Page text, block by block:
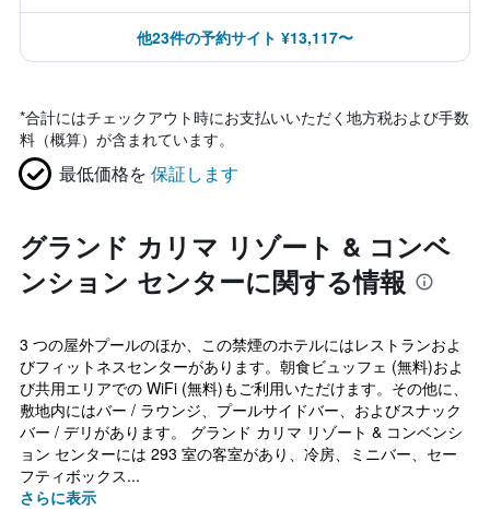
他23件の予約サイト ¥13,117〜
*合計にはチェックアウト時にお支払いいただく地方税および手数
料（概算）が含まれています。
最低価格を 保証します
グランド カリマ リゾート & コンベ
ンション センターに関する情報
3 つの屋外プールのほか、この禁煙のホテルにはレストランおよ
びフィットネスセンターがあります。朝食ビュッフェ (無料)およ
び共用エリアでの WiFi (無料)もご利用いただけます。その他に、
敷地内にはバー / ラウンジ、プールサイドバー、およびスナック
バー / デリがあります。 グランド カリマ リゾート & コンベンシ
ョン センターには 293 室の客室があり、冷房、ミニバー、セー
フティボックス...
さらに表示